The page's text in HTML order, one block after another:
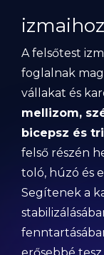
A felsőtest
foglalnak
vállakat és
mellizom,
bicepsz és
felső részén
toló, húzó és
Segítenek a